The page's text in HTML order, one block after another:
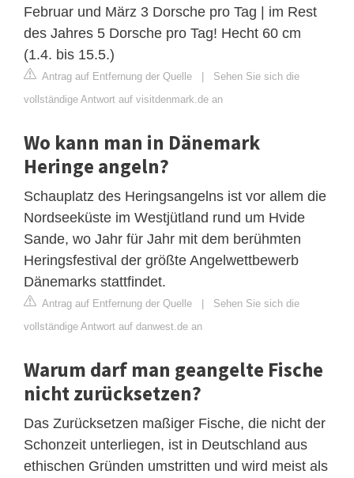
Februar und März 3 Dorsche pro Tag | im Rest
des Jahres 5 Dorsche pro Tag! Hecht 60 cm
(1.4. bis 15.5.)
Antrag auf Entfernung der Quelle | Sehen Sie sich die
vollständige Antwort auf visitdenmark.de an
Wo kann man in Dänemark
Heringe angeln?
Schauplatz des Heringsangelns ist vor allem die
Nordseeküste im Westjütland rund um Hvide
Sande, wo Jahr für Jahr mit dem berühmten
Heringsfestival der größte Angelwettbewerb
Dänemarks stattfindet.
Antrag auf Entfernung der Quelle | Sehen Sie sich die
vollständige Antwort auf danwest.de an
Warum darf man geangelte Fische
nicht zurücksetzen?
Das Zurücksetzen maßiger Fische, die nicht der
Schonzeit unterliegen, ist in Deutschland aus
ethischen Gründen umstritten und wird meist als